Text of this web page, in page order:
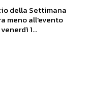
della Settimana
meno all'evento
1...